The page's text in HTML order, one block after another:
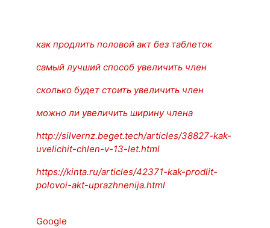
как продлить половой акт без таблеток
самый лучший способ увеличить член
сколько будет стоить увеличить член
можно ли увеличить ширину члена
http://silvernz.beget.tech/articles/38827-kak-
uvelichit-chlen-v-13-let.html
https://kinta.ru/articles/42371-kak-prodlit-
polovoi-akt-uprazhnenija.html
Google